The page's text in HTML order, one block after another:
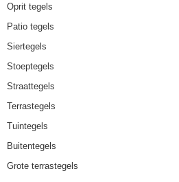
Oprit tegels
Patio tegels
Siertegels
Stoeptegels
Straattegels
Terrastegels
Tuintegels
Buitentegels
Grote terrastegels